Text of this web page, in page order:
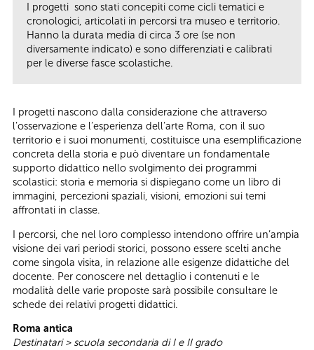
I progetti sono stati concepiti come cicli tematici e
cronologici, articolati in percorsi tra museo e territorio.
Hanno la durata media di circa 3 ore (se non
diversamente indicato) e sono differenziati e calibrati
per le diverse fasce scolastiche.
I progetti nascono dalla considerazione che attraverso
l’osservazione e l’esperienza dell’arte Roma, con il suo
territorio e i suoi monumenti, costituisce una esemplificazione
concreta della storia e può diventare un fondamentale
supporto didattico nello svolgimento dei programmi
scolastici: storia e memoria si dispiegano come un libro di
immagini, percezioni spaziali, visioni, emozioni sui temi
affrontati in classe.
I percorsi, che nel loro complesso intendono offrire un’ampia
visione dei vari periodi storici, possono essere scelti anche
come singola visita, in relazione alle esigenze didattiche del
docente. Per conoscere nel dettaglio i contenuti e le
modalità delle varie proposte sarà possibile consultare le
schede dei relativi progetti didattici.
Roma antica
Destinatari > scuola secondaria di I e II grado